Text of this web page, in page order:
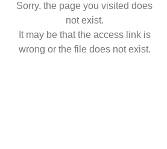
Sorry, the page you visited does
not exist.
It may be that the access link is
wrong or the file does not exist.